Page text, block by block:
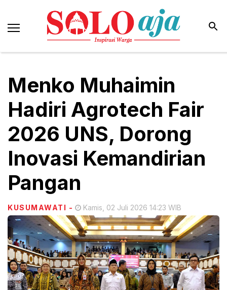
Menko Muhaimin
Hadiri Agrotech Fair
2026 UNS, Dorong
Inovasi Kemandirian
Pangan
KUSUMAWATI - Kamis, 02 Juli 2026 14:23 WIB